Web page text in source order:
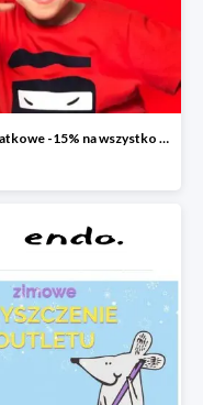
Dodatkowe -15% na wszystko z wyprzedaży w Endo